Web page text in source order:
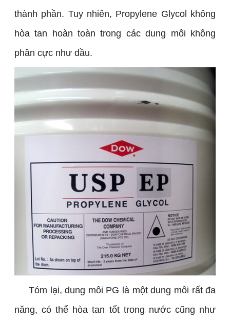
thành phần. Tuy nhiên, Propylene Glycol không
hòa tan hoàn toàn trong các dung môi không
phân cực như dầu.
Tóm lại, dung môi PG là một dung môi rất đa
năng, có thể hòa tan tốt trong nước cũng như